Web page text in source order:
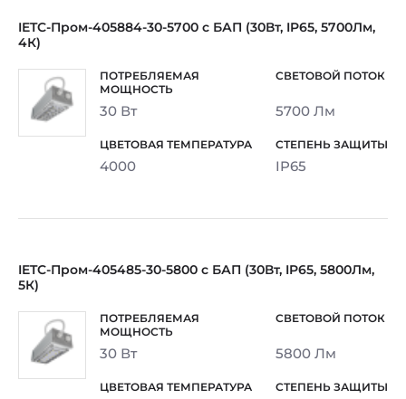
IETC-Пром-405884-30-5700 с БАП (30Вт, IP65, 5700Лм,
4К)
30 Вт 5700 Лм
4000 IP65
IETC-Пром-405485-30-5800 с БАП (30Вт, IP65, 5800Лм,
5К)
30 Вт 5800 Лм